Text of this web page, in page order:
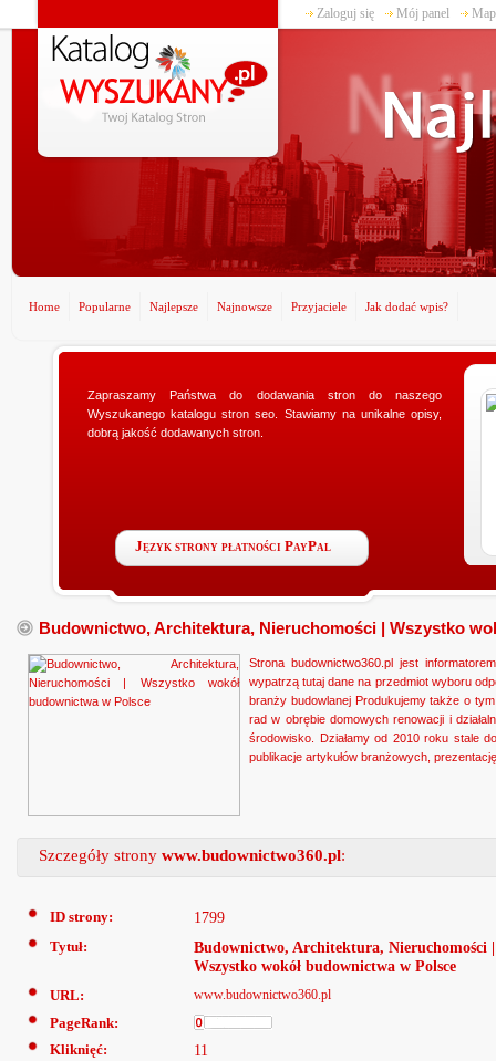
Zaloguj się Mój panel
Home Popularne Najlepsze Najnowsze Przyjaciele Jak dodać wpis?
Zapraszamy Państwa do dodawania stron do naszego
Wyszukanego katalogu stron seo. Stawiamy na unikalne opisy,
dobrą jakość dodawanych stron.
Język strony płatności PayPal
www.ministerstwogadzetow.com
Poszukujesz doskonałego prezentu dla swojej
dziewczyny? Specjalnie dla Was utworzyliśmy sklep
Budownictwo, Architektura, Nieruchomości | Wszystko
Strona budownictwo360.pl jest
wypatrzą tutaj dane na przedmiot wyboru
branży budowlanej Produkujemy także o
rad w obrębie domowych renowacji i
środowisko. Działamy od 2010 roku stale
publikacje artykułów branżowych,
Szczegóły strony www.budownictwo360.pl:
ID strony: 1799
Tytuł:
Budownictwo, Architektura, Nieruchomości |
Wszystko wokół budownictwa w Polsce
URL: www.budownictwo360.pl
PageRank:
Kliknięć:
11